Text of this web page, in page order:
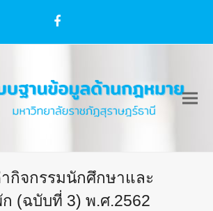
Facebook
กิจกรรมนักศึกษาและ
(ฉบับที่ 3) พ.ศ.2562